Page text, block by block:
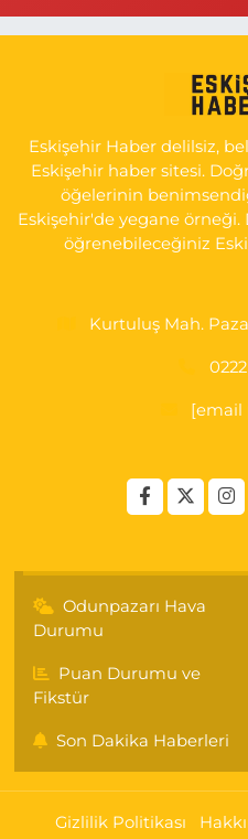
İSTİKLAL MAH. ŞAİR FUZULİ
KARŞI KÖŞESİ ŞAİR FUZULİ
0 (222) 230 11 31 Yol Tarifi
Eskişehir Haber delilsiz,
Eskişehir haber sitesi.
öğelerinin
Eskişehir'de yegane
öğrenebileceğiniz
Kurtuluş Mah.
0222
[email
Odunpazarı Hava
Durumu
Puan Durumu ve
Fikstür
Son Dakika Haberleri
Gizlilik Politikası